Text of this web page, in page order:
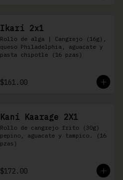
Ikari 2x1
Rollo de alga | Cangrejo (16g),
queso Philadelphia, aguacate y
pasta chipotle (16 pzas)
$161.00
Kani Kaarage 2X1
Rollo de cangrejo frito (30g)
pepino, aguacate y tampico. (16
pzas)
$172.00